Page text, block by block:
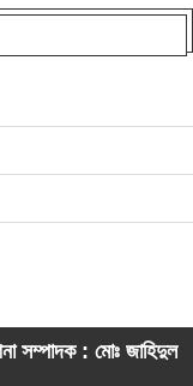
সম্পাদক : মোঃ জাহিদুল